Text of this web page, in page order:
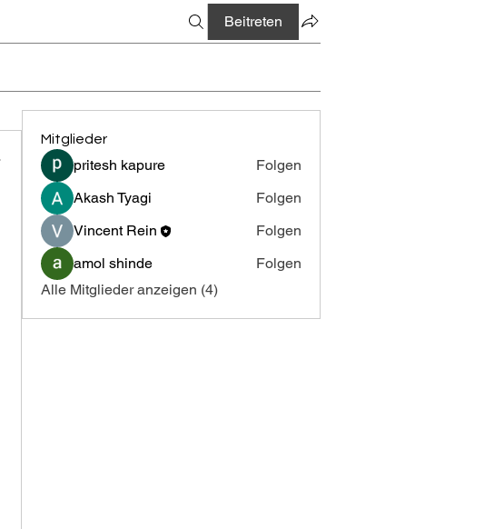
Beitreten
Mitglieder
pritesh kapure
Folgen
Akash Tyagi
Folgen
Vincent Rein
Folgen
amol shinde
Folgen
Alle Mitglieder anzeigen (4)